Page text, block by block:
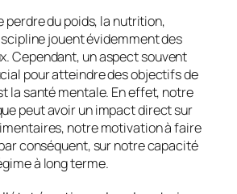
perdre du poids, la nutrition,
jouent évidemment des
Cependant, un aspect souvent
pour atteindre des objectifs de
la santé mentale. En effet, notre
peut avoir un impact direct sur
notre motivation à faire
conséquent, sur notre capacité
à long terme.